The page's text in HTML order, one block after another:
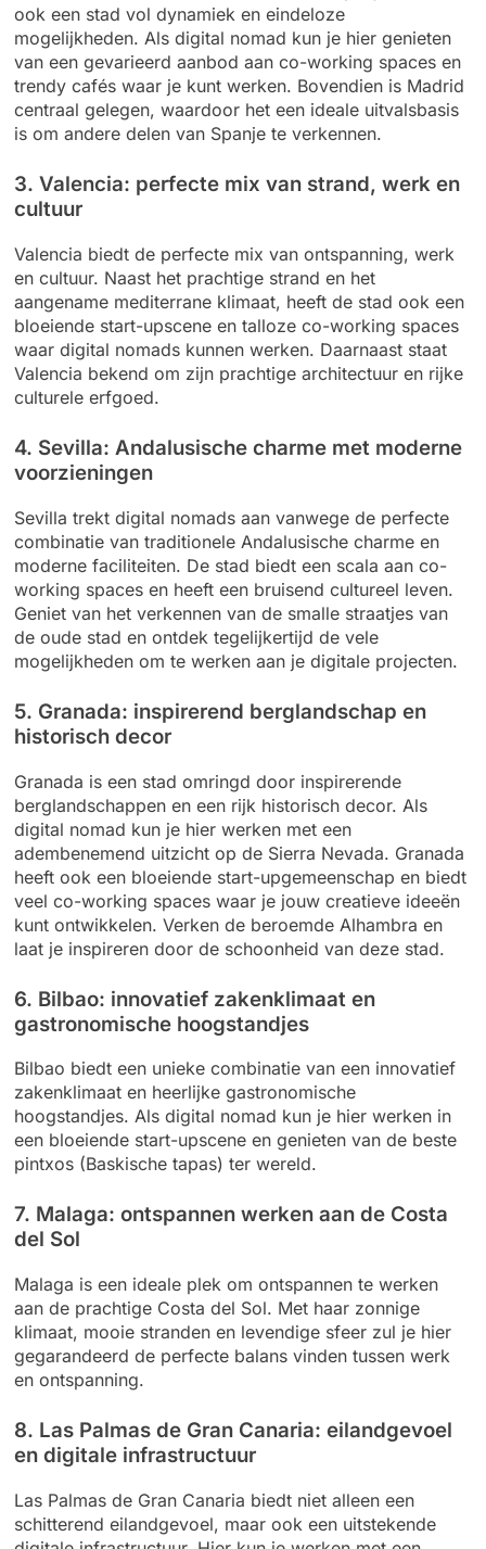
ook een stad vol dynamiek en eindeloze
mogelijkheden. Als digital nomad kun je hier genieten
van een gevarieerd aanbod aan co-working spaces en
trendy cafés waar je kunt werken. Bovendien is Madrid
centraal gelegen, waardoor het een ideale uitvalsbasis
is om andere delen van Spanje te verkennen.
3. Valencia: perfecte mix van strand, werk en
cultuur
Valencia biedt de perfecte mix van ontspanning, werk
en cultuur. Naast het prachtige strand en het
aangename mediterrane klimaat, heeft de stad ook een
bloeiende start-upscene en talloze co-working spaces
waar digital nomads kunnen werken. Daarnaast staat
Valencia bekend om zijn prachtige architectuur en rijke
culturele erfgoed.
4. Sevilla: Andalusische charme met moderne
voorzieningen
Sevilla trekt digital nomads aan vanwege de perfecte
combinatie van traditionele Andalusische charme en
moderne faciliteiten. De stad biedt een scala aan co-
working spaces en heeft een bruisend cultureel leven.
Geniet van het verkennen van de smalle straatjes van
de oude stad en ontdek tegelijkertijd de vele
mogelijkheden om te werken aan je digitale projecten.
5. Granada: inspirerend berglandschap en
historisch decor
Granada is een stad omringd door inspirerende
berglandschappen en een rijk historisch decor. Als
digital nomad kun je hier werken met een
adembenemend uitzicht op de Sierra Nevada. Granada
heeft ook een bloeiende start-upgemeenschap en biedt
veel co-working spaces waar je jouw creatieve ideeën
kunt ontwikkelen. Verken de beroemde Alhambra en
laat je inspireren door de schoonheid van deze stad.
6. Bilbao: innovatief zakenklimaat en
gastronomische hoogstandjes
Bilbao biedt een unieke combinatie van een innovatief
zakenklimaat en heerlijke gastronomische
hoogstandjes. Als digital nomad kun je hier werken in
een bloeiende start-upscene en genieten van de beste
pintxos (Baskische tapas) ter wereld.
7. Malaga: ontspannen werken aan de Costa
del Sol
Malaga is een ideale plek om ontspannen te werken
aan de prachtige Costa del Sol. Met haar zonnige
klimaat, mooie stranden en levendige sfeer zul je hier
gegarandeerd de perfecte balans vinden tussen werk
en ontspanning.
8. Las Palmas de Gran Canaria: eilandgevoel
en digitale infrastructuur
Las Palmas de Gran Canaria biedt niet alleen een
schitterend eilandgevoel, maar ook een uitstekende